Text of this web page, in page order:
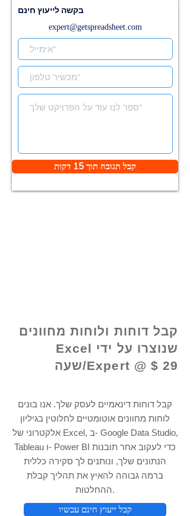
קבל דוחות ולוחות מחוונים
שנוצרו על ידי Excel
Expert @ $ 29/שעה
קבל דוחות דינאמיים לעסק שלך. אנו בונים
לוחות מחוונים אוטומטיים לחלוטין בגיליון
אלקטרוני של Excel, ב- Google Data Studio,
Tableau ו- Power BI כדי לעקוב אחר תובנות
הנתונים שלך, ונותנים לך סקירה כללית
ברמה גבוהה להאיץ את תהליך קבלת
ההחלטות.
קבל ייעוץ חינם עכשיו
בקשה לייעוץ חינם
expert@getspreadsheet.com
קבל תגובה תוך 15 דקות